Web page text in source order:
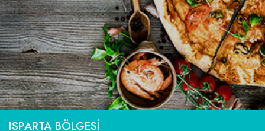
ISPARTA BÖLGESI